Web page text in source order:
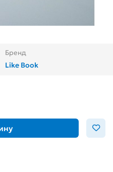
Бренд
Like Book